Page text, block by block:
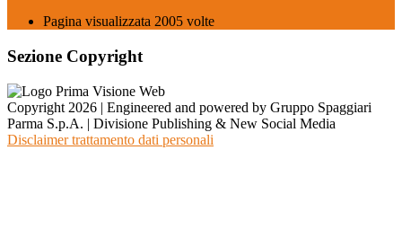
Pagina visualizzata 2005 volte
Sezione Copyright
Copyright 2026 | Engineered and powered by Gruppo Spaggiari
Parma S.p.A. | Divisione Publishing & New Social Media
Disclaimer trattamento dati personali